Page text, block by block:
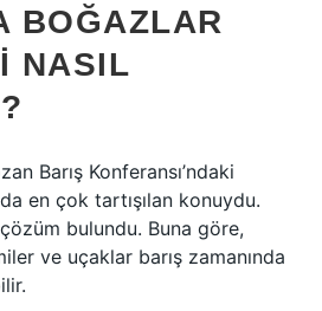
BOĞAZLAR
NASIL
Barış Konferansı’ndaki
en çok tartışılan konuydu.
bulundu. Buna göre,
ve uçaklar barış zamanında